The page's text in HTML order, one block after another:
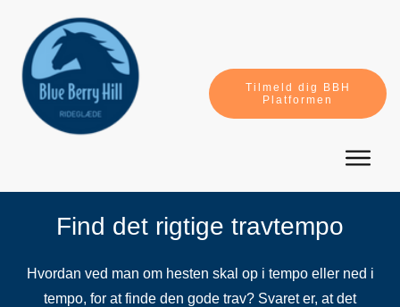
Tilmeld dig BBH
Platformen
Find det rigtige travtempo
Hvordan ved man om hesten skal op i tempo eller ned i
tempo, for at finde den gode trav? Svaret er, at det